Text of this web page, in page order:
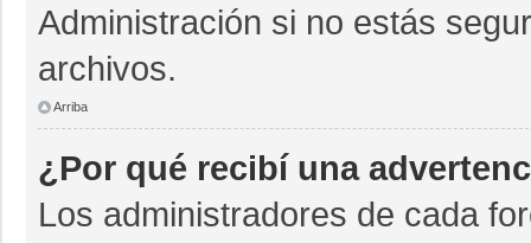
Administración si no estás
archivos.
Arriba
¿Por qué recibí una
Los administradores de cada